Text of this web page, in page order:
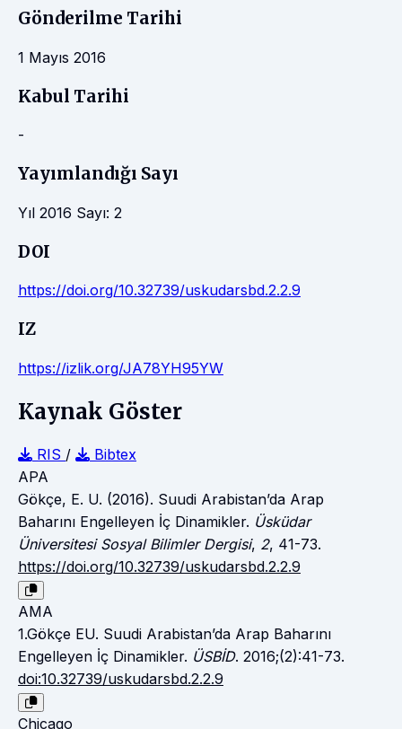
Gönderilme Tarihi
1 Mayıs 2016
Kabul Tarihi
-
Yayımlandığı Sayı
Yıl 2016 Sayı: 2
DOI
https://doi.org/10.32739/uskudarsbd.2.2.9
IZ
https://izlik.org/JA78YH95YW
Kaynak Göster
RIS /
Bibtex
APA
Gökçe, E. U. (2016). Suudi Arabistan’da Arap
Baharını Engelleyen İç Dinamikler. Üsküdar
Üniversitesi Sosyal Bilimler Dergisi, 2, 41-73.
https://doi.org/10.32739/uskudarsbd.2.2.9
AMA
1.Gökçe EU. Suudi Arabistan’da Arap Baharını
Engelleyen İç Dinamikler. ÜSBİD. 2016;(2):41-73.
doi:10.32739/uskudarsbd.2.2.9
Chicago